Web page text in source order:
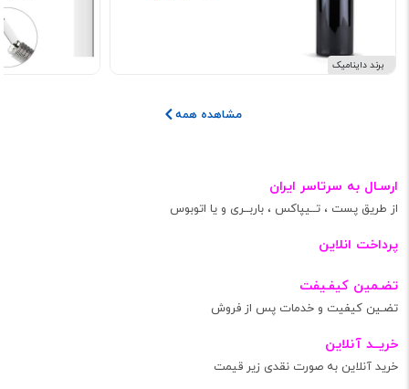
برند داینامیک
مشاهده همه
ارسـال به سرتاسر ایران
از طریق پست ، تــیپاکس ، باربــری و یا اتوبوس
پرداخت انلاین
تضـمین کیفـیفت
تضـین کیفیت و خدمات پس از فروش
خریــد آنلاین
خرید آنلاین به صورت نقدی زیر قیمت